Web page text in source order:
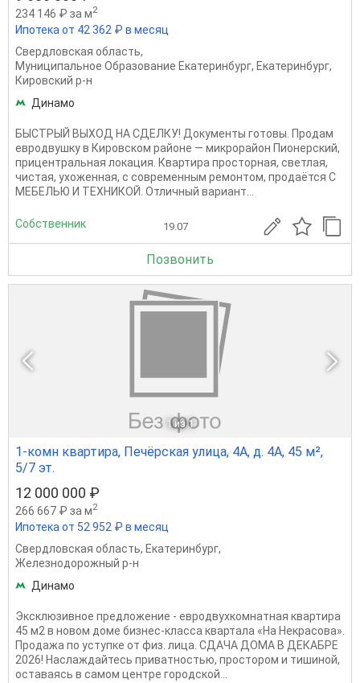
234 146 ₽ за м2
Ипотека от 42 362 ₽ в месяц
Свердловская область,
Муниципальное Образование Екатеринбург, Екатеринбург,
Кировский р-н
Динамо
БЫСТРЫЙ ВЫХОД НА СДЕЛКУ! Документы готовы. Продам
евродвушку в Кировском районе — микрорайон Пионерский,
прицентральная локация. Квартира просторная, светлая,
чистая, ухоженная, с современным ремонтом, продаётся С
МЕБЕЛЬЮ И ТЕХНИКОЙ. Отличный вариант...
Собственник 19.07
Позвонить
1 из 1
1-комн квартира, Печёрская улица, 4А, д. 4А, 45 м²,
5/7 эт.
12 000 000 ₽
266 667 ₽ за м2
Ипотека от 52 952 ₽ в месяц
Свердловская область, Екатеринбург,
Железнодорожный р-н
Динамо
Эксклюзивное предложение - евродвухкомнатная квартира
45 м2 в новом доме бизнес-класса квартала «На Некрасова».
Продажа по уступке от физ. лица. СДАЧА ДОМА В ДЕКАБРЕ
2026! Наслаждайтесь приватностью, простором и тишиной,
оставаясь в самом центре городской...